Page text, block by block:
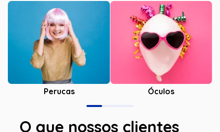
Perucas Óculos
O que nossos clientes